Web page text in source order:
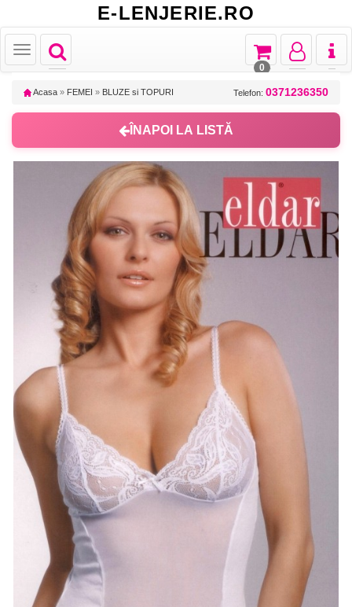
E-LENJERIE.RO
Toggle
navigation
Toggle
Toggle
navigation
Toggle
navigation
Toggle
navigation
0
Acasa » FEMEI » BLUZE si TOPURI Telefon: 0371236350
ÎNAPOI LA LISTĂ